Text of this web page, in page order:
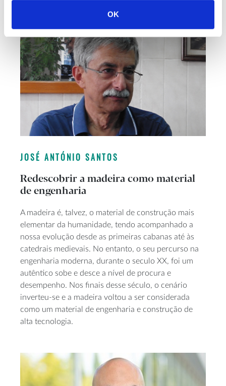
OK
JOSÉ ANTÓNIO SANTOS
Redescobrir a madeira como material
de engenharia
A madeira é, talvez, o material de construção mais
elementar da humanidade, tendo acompanhado a
nossa evolução desde as primeiras cabanas até às
catedrais medievais. No entanto, o seu percurso na
engenharia moderna, durante o seculo XX, foi um
autêntico sobe e desce a nível de procura e
desempenho. Nos finais desse século, o cenário
inverteu-se e a madeira voltou a ser considerada
como um material de engenharia e construção de
alta tecnologia.